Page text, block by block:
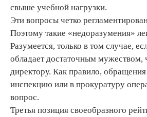
свыше учебной нагрузки.
Эти вопросы четко
Поэтому такие «недоразумения»
Разумеется, только в том случае,
обладает достаточным мужеством,
директору. Как правило,
инспекцию или в прокуратуру
вопрос.
Третья позиция своеобразного